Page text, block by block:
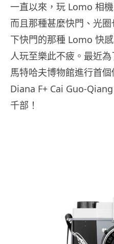
一直以來，玩 Lomo 相
而且那種甚麼快門、光
下快門的那種 Lomo 快
人玩至樂此不疲。最近
馬特哈夫博物館進行首
Diana F+ Cai Guo-
千部！